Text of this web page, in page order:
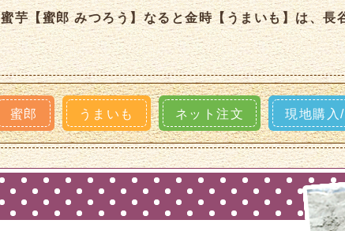
蜜芋【蜜郎 みつろう】なると金時【うまいも】は、長
蜜郎 うまいも ネット注文 現地購入